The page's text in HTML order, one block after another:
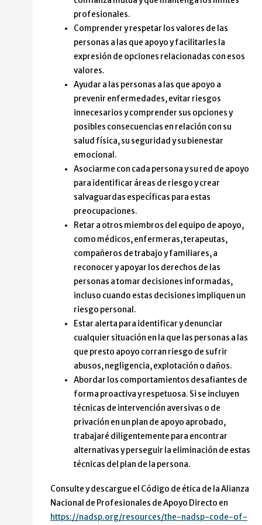
profesionales.
Comprender y respetar los valores de las
personas a las que apoyo y facilitarles la
expresión de opciones relacionadas con esos
valores.
Ayudar a las personas a las que apoyo a
prevenir enfermedades, evitar riesgos
innecesarios y comprender sus opciones y
posibles consecuencias en relación con su
salud física, su seguridad y su bienestar
emocional.
Asociarme con cada persona y su red de apoyo
para identificar áreas de riesgo y crear
salvaguardas específicas para estas
preocupaciones.
Retar a otros miembros del equipo de apoyo,
como médicos, enfermeras, terapeutas,
compañeros de trabajo y familiares, a
reconocer y apoyar los derechos de las
personas a tomar decisiones informadas,
incluso cuando estas decisiones impliquen un
riesgo personal.
Estar alerta para identificar y denunciar
cualquier situación en la que las personas a las
que presto apoyo corran riesgo de sufrir
abusos, negligencia, explotación o daños.
Abordar los comportamientos desafiantes de
forma proactiva y respetuosa. Si se incluyen
técnicas de intervención aversivas o de
privación en un plan de apoyo aprobado,
trabajaré diligentemente para encontrar
alternativas y perseguir la eliminación de estas
técnicas del plan de la persona.
Consulte y descargue el Código de ética de la Alianza
Nacional de Profesionales de Apoyo Directo en
https://nadsp.org/resources/the-nadsp-code-of-